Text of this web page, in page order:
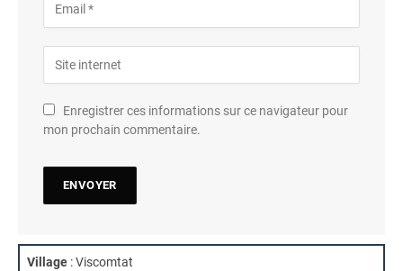
Enregistrer ces informations sur ce navigateur pour
mon prochain commentaire.
Village : Viscomtat